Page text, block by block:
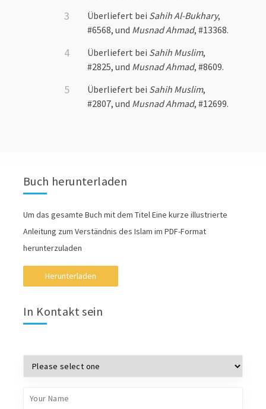
Überliefert bei Sahih Al-Bukhary,
#6568, und Musnad Ahmad, #13368.
Überliefert bei Sahih Muslim,
#2825, und Musnad Ahmad, #8609.
Überliefert bei Sahih Muslim,
#2807, und Musnad Ahmad, #12699.
Buch herunterladen
Um das gesamte Buch mit dem Titel Eine kurze illustrierte
Anleitung zum Verständnis des Islam im PDF-Format
herunterzuladen
Herunterladen
In Kontakt sein